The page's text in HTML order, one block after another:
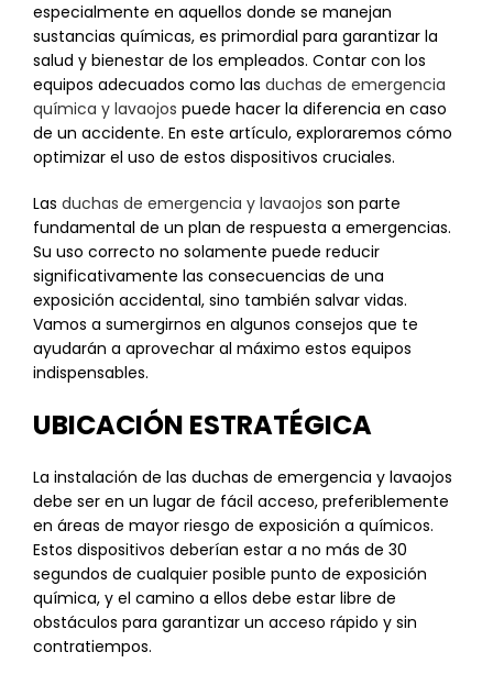
especialmente en aquellos donde se manejan
sustancias químicas, es primordial para garantizar la
salud y bienestar de los empleados. Contar con los
equipos adecuados como las duchas de emergencia
química y lavaojos puede hacer la diferencia en caso
de un accidente. En este artículo, exploraremos cómo
optimizar el uso de estos dispositivos cruciales.
Las duchas de emergencia y lavaojos son parte
fundamental de un plan de respuesta a emergencias.
Su uso correcto no solamente puede reducir
significativamente las consecuencias de una
exposición accidental, sino también salvar vidas.
Vamos a sumergirnos en algunos consejos que te
ayudarán a aprovechar al máximo estos equipos
indispensables.
UBICACIÓN ESTRATÉGICA
La instalación de las duchas de emergencia y lavaojos
debe ser en un lugar de fácil acceso, preferiblemente
en áreas de mayor riesgo de exposición a químicos.
Estos dispositivos deberían estar a no más de 30
segundos de cualquier posible punto de exposición
química, y el camino a ellos debe estar libre de
obstáculos para garantizar un acceso rápido y sin
contratiempos.